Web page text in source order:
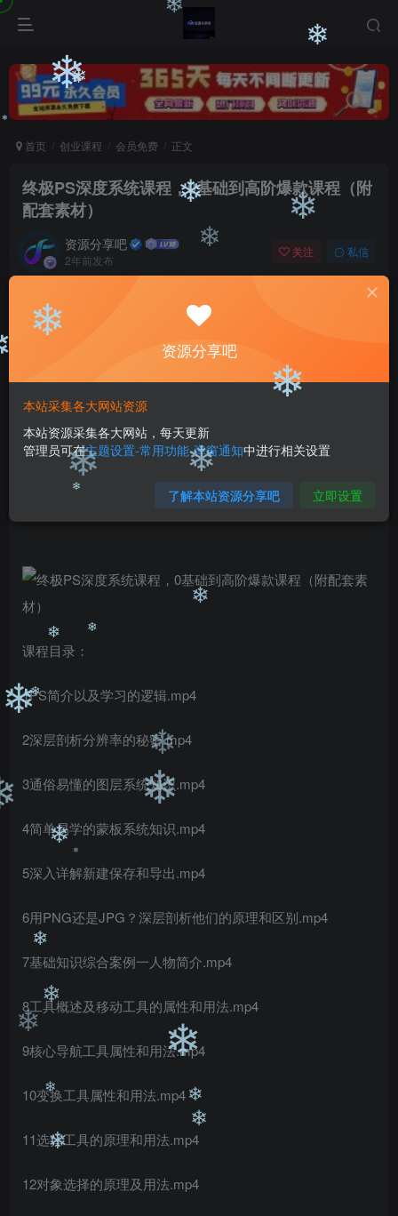
首页 创业课程 会员免费 正文
终极PS深度系统课程，0基础到高阶爆款课程（附
配套素材）
资源分享吧
2年前发布
关注 私信
终极PS深度系统课程，0基础到高阶爆款课程（附配套素材）
此内容为付费阅读，请付费后查看
9.9
黄金会员免费
立即购买
您当前未登录！建议登陆后购买，可保存购买订单
付费阅读
课程目录：
1PS简介以及学习的逻辑.mp4
2深层剖析分辨率的秘密.mp4
3通俗易懂的图层系统知识.mp4
4简单易学的蒙板系统知识.mp4
5深入详解新建保存和导出.mp4
6用PNG还是JPG？深层剖析他们的原理和区别.mp4
7基础知识综合案例一人物简介.mp4
8工具概述及移动工具的属性和用法.mp4
9核心导航工具属性和用法.mp4
10变换工具属性和用法.mp4
11选择工具的原理和用法.mp4
12对象选择的原理及用法.mp4
资源分享吧
本站采集各大网站资源
本站资源采集各大网站，每天更新
管理员可在主题设置-常用功能-弹窗通知中进行相关设置
了解本站资源分享吧 立即设置
❄
❄
❄
❄
❄
❄
❄
❄
❄
❄
❄
❄
❄
❄
❄
❄ ❄
❄
❄
❄
❄
❄
❄
❄
❄
❄
❄
❄